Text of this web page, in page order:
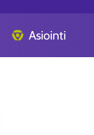
Asiointi